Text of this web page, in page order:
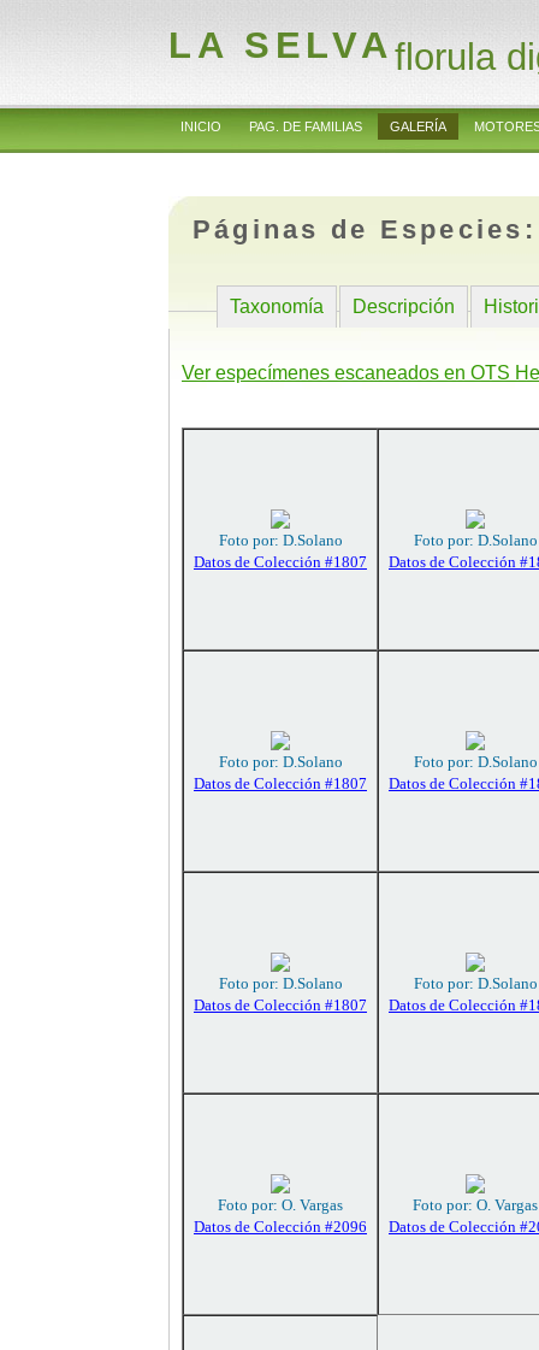
LA SELVAflorula
INICIO PAG. DE FAMILIAS GALERÍA
Páginas de
Taxonomía Descripción
Ver especímenes escaneados en OTS
Foto por: D.Solano
Datos de Colección #1807
Foto por: D.Solano
Datos de Colección
Foto por: D.Solano
Datos de Colección #1807
Foto por: D.Solano
Datos de Colección
Foto por: D.Solano
Datos de Colección #1807
Foto por: D.Solano
Datos de Colección
Foto por: O. Vargas
Datos de Colección #2096
Foto por: O. Vargas
Datos de Colección